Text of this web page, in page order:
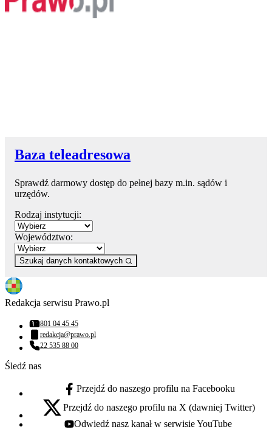
Baza teleadresowa
Sprawdź darmowy dostęp do pełnej bazy m.in. sądów i
urzędów.
Rodzaj instytucji:
Województwo:
Szukaj danych kontaktowych
Redakcja serwisu Prawo.pl
Numer telefonu:
801 04 45 45
Adres email:
redakcja@prawo.pl
Numer telefonu:
22 535 88 00
Śledź nas
facebook - otwiera się w nowej karcie
Przejdź do naszego profilu na Facebooku
x - otwiera się w nowej karcie
Przejdź do naszego profilu na X (dawniej Twitter)
youtube - otwiera się w nowej karcie
Odwiedź nasz kanał w serwisie YouTube